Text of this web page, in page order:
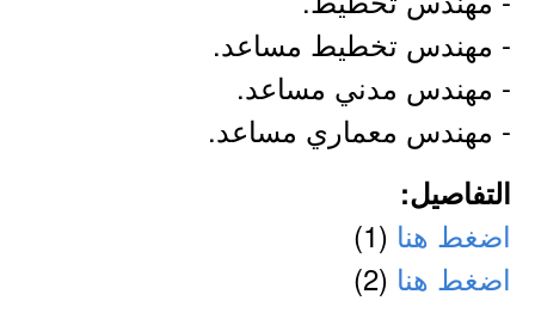
- مهندس تخطيط مساعد.
- مهندس مدني مساعد.
- مهندس معماري مساعد.
التفاصيل:
اضغط هنا (1)
اضغط هنا (2)